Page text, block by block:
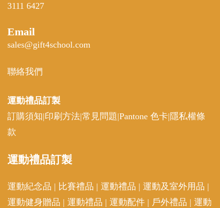
3111 6427
Email
sales@gift4school.com
聯絡我們
運動禮品訂製
訂購須知|印刷方法|常見問題|Pantone 色卡| 隱私權條
款
運動禮品訂製
運動紀念品 | 比賽禮品 | 運動禮品 | 運動及室外用品 |
運動健身贈品 | 運動禮品 | 運動配件 | 戶外禮品 | 運動